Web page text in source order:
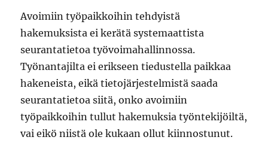
Avoimiin työpaikkoihin tehdyistä
hakemuksista ei kerätä systemaattista
seurantatietoa työvoimahallinnossa.
Työnantajilta ei erikseen tiedustella paikkaa
hakeneista, eikä tietojärjestelmistä saada
seurantatietoa siitä, onko avoimiin
työpaikkoihin tullut hakemuksia työntekijöiltä,
vai eikö niistä ole kukaan ollut kiinnostunut.